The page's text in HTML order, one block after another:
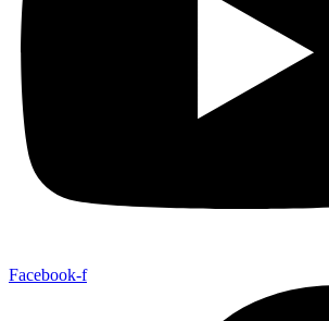
Facebook-f